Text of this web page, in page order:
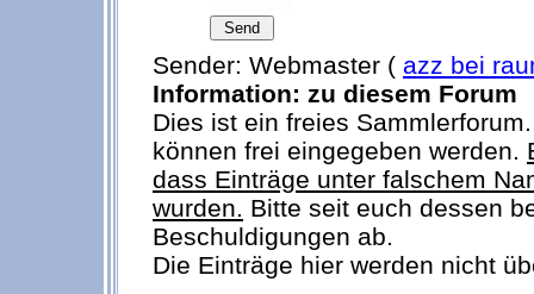
Sender: Webmaster ( azz bei
Information: zu diesem Forum
Dies ist ein freies
können frei eingegeben werden.
dass Einträge unter falschem
wurden. Bitte seit euch dessen
Beschuldigungen ab.
Die Einträge hier werden nicht